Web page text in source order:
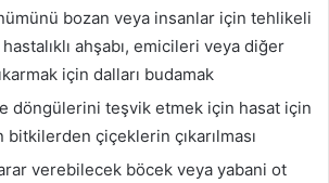
bozan veya insanlar için tehlikeli
ahşabı, emicileri veya diğer
için dalları budamak
döngülerini teşvik etmek için hasat için
bitkilerden çiçeklerin çıkarılması
verebilecek böcek veya yabani ot